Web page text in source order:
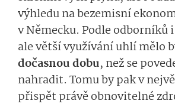
výhledu na bezemisní
v Německu. Podle
ale větší využívání uhlí mělo
dočasnou dobu, než se
nahradit. Tomu by pak v
přispět právě obnovitelné